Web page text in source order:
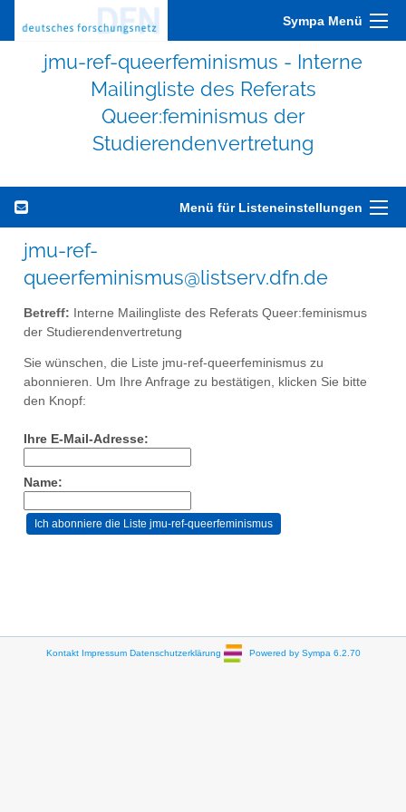
Sympa Menü
jmu-ref-queerfeminismus - Interne
Mailingliste des Referats
Queer:feminismus der
Studierendenvertretung
Menü für Listeneinstellungen
jmu-ref-
queerfeminismus@listserv.dfn.de
Betreff: Interne Mailingliste des Referats Queer:feminismus
der Studierendenvertretung
Sie wünschen, die Liste jmu-ref-queerfeminismus zu
abonnieren. Um Ihre Anfrage zu bestätigen, klicken Sie bitte
den Knopf:
Ihre E-Mail-Adresse:
Name:
Kontakt Impressum Datenschutzerklärung Powered by Sympa 6.2.70